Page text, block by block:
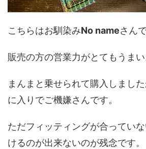
こちらはお馴染みNo nameさん
販売の方の営業力がとてもうまい
まんまと乗せられて購入しまし
に入りでご機嫌さんです。
ただフィッティングが合ってい
けるのが出来ないのが残念です。